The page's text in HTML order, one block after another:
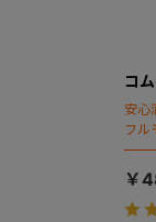
コ
安心
フル
ディ
￥